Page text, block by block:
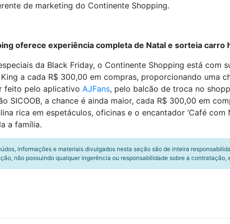
de marketing do Continente Shopping.
oferece experiência completa de Natal e sorteia carro
da Black Friday, o Continente Shopping está com
a cada R$ 300,00 em compras, proporcionando uma
feito pelo aplicativo AJFans, pelo balcão de troca no
SICOOB, a chance é ainda maior, cada R$ 300,00 em
rica em espetáculos, oficinas e o encantador ‘Café
a família.
informações e materiais divulgados nesta seção são de inteira
não possuindo qualquer ingerência ou responsabilidade sobre a